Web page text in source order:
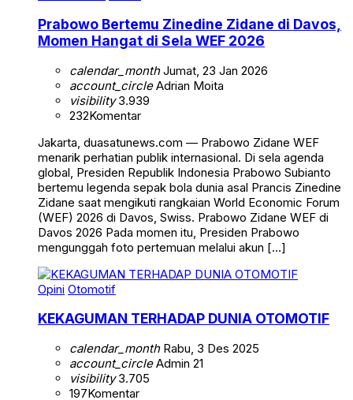
Prabowo Bertemu Zinedine Zidane di Davos,
Momen Hangat di Sela WEF 2026
calendar_monthJumat, 23 Jan 2026
account_circleAdrian Moita
visibility3.939
232Komentar
Jakarta, duasatunews.com — Prabowo Zidane WEF
menarik perhatian publik internasional. Di sela agenda
global, Presiden Republik Indonesia Prabowo Subianto
bertemu legenda sepak bola dunia asal Prancis Zinedine
Zidane saat mengikuti rangkaian World Economic Forum
(WEF) 2026 di Davos, Swiss. Prabowo Zidane WEF di
Davos 2026 Pada momen itu, Presiden Prabowo
mengunggah foto pertemuan melalui akun […]
Opini Otomotif
KEKAGUMAN TERHADAP DUNIA OTOMOTIF
calendar_monthRabu, 3 Des 2025
account_circleAdmin 21
visibility3.705
197Komentar